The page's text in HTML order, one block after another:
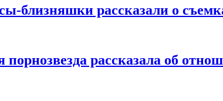
близняшки рассказали о
порнозвезда рассказала об